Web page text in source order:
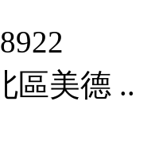
區美德 ..